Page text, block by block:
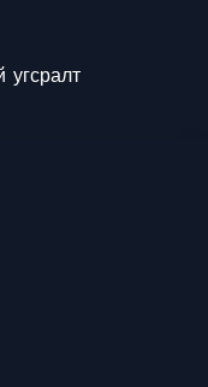
угсралт